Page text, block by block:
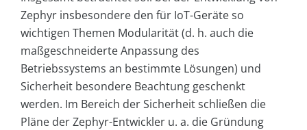
Zephyr insbesondere den für IoT-Geräte so
wichtigen Themen Modularität (d. h. auch die
maßgeschneiderte Anpassung des
Betriebssystems an bestimmte Lösungen) und
Sicherheit besondere Beachtung geschenkt
werden. Im Bereich der Sicherheit schließen die
Pläne der Zephyr-Entwickler u. a. die Gründung